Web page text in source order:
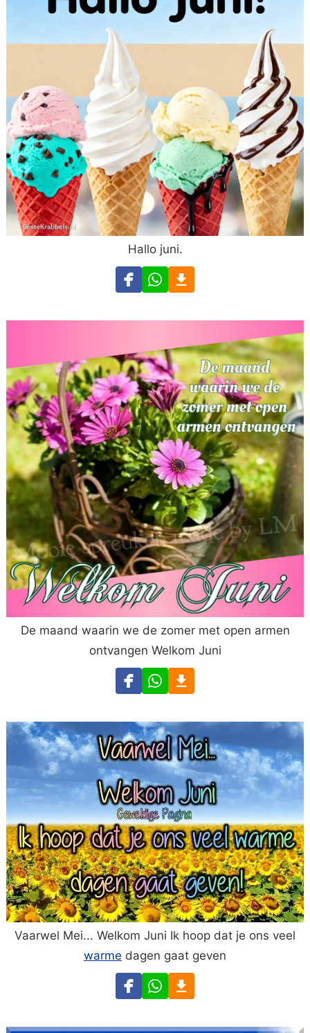
Hallo juni.
De maand waarin we de zomer met open armen
ontvangen Welkom Juni
Vaarwel Mei... Welkom Juni Ik hoop dat je ons veel
warme dagen gaat geven